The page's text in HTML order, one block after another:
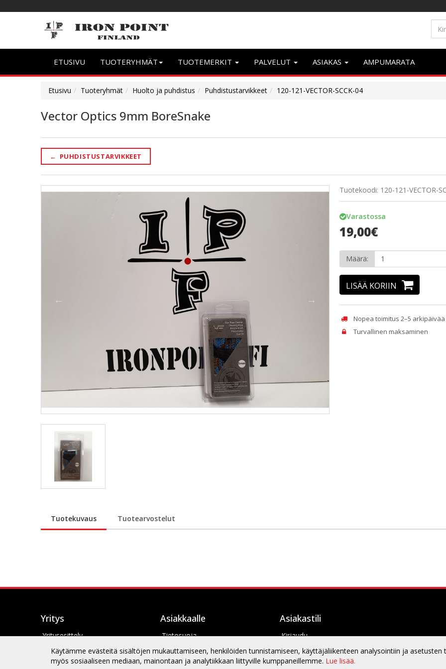
Käytämme evästeitä sisältöjen mukauttamiseen, henkilöiden tunnistamiseen, käyttäjäliikenteen analysointiin ja
myös sosiaaliseen mediaan, mainontaan ja analytiikkaan liittyville kumppaneillemme. Lue lisää.
ETUSIVU TUOTERYHMÄT TUOTEMERKIT PALVELUT ASIAKAS AMPUMARATA
Etusivu Tuoteryhmät Huolto ja puhdistus Puhdistustarvikkeet 120-121-VECTOR-SCCK-04
Vector Optics 9mm BoreSnake
← PUHDISTUSTARVIKKEET
Tuotekoodi: 120-121-VECTOR-
Varastossa
19,00€
Määrä:
LISÄÄ KORIIN
Nopea toimitus 2–5 arkipäivää
Turvallinen maksaminen
Tuotekuvaus Tuotearvostelut
Yritys
Yritysesittely
Yhteystiedot
Asiakkaalle
Tietosuoja
Toimitusehdot
Asiakastili
Kirjaudu
Oma tilini